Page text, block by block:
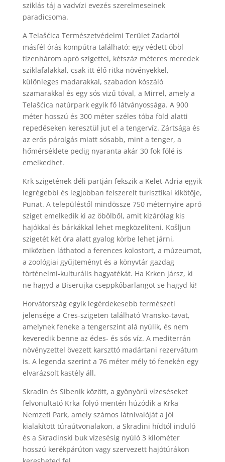
sziklás táj a vadvízi evezés szerelmeseinek
paradicsoma.
A Telašćica Természetvédelmi Terület Zadartól
másfél órás kompútra található: egy védett öböl
tizenhárom apró szigettel, kétszáz méteres meredek
sziklafalakkal, csak itt élő ritka növényekkel,
különleges madarakkal, szabadon kószáló
szamarakkal és egy sós vizű tóval, a Mirrel, amely a
Telašćica natúrpark egyik fő látványossága. A 900
méter hosszú és 300 méter széles tóba föld alatti
repedéseken keresztül jut el a tengervíz. Zártsága és
az erős párolgás miatt sósabb, mint a tenger, a
hőmérséklete pedig nyaranta akár 30 fok fölé is
emelkedhet.
Krk szigetének déli partján fekszik a Kelet-Adria egyik
legrégebbi és legjobban felszerelt turisztikai kikötője,
Punat. A településtől mindössze 750 méternyire apró
sziget emelkedik ki az öbölből, amit kizárólag kis
hajókkal és bárkákkal lehet megközelíteni. Košljun
szigetét két óra alatt gyalog körbe lehet járni,
miközben láthatod a ferences kolostort, a múzeumot,
a zoológiai gyűjteményt és a könyvtár gazdag
történelmi-kulturális hagyatékát. Ha Krken jársz, ki
ne hagyd a Biserujka cseppkőbarlangot se hagyd ki!
Horvátország egyik legérdekesebb természeti
jelensége a Cres-szigeten található Vransko-tavat,
amelynek feneke a tengerszint alá nyúlik, és nem
keveredik benne az édes- és sós víz. A mediterrán
növényzettel övezett karszttó madártani rezervátum
is. A legenda szerint a 76 méter mély tó fenekén egy
elvarázsolt kastély áll.
Skradin és Sibenik között, a gyönyörű vízeséseket
felvonultató Krka-folyó mentén húzódik a Krka
Nemzeti Park, amely számos látnivalóját a jól
kialakított túraútvonalakon, a Skradini hídtól induló
és a Skradinski buk vízesésig nyúló 3 kilométer
hosszú kerékpárúton vagy szervezett hajótúrákon